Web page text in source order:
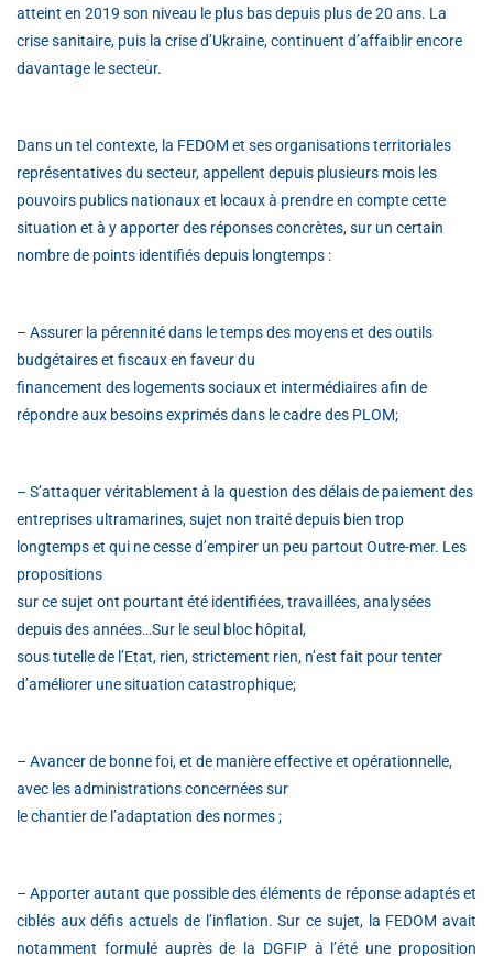
atteint en 2019 son niveau le plus bas depuis plus de 20 ans. La
crise sanitaire, puis la crise d’Ukraine, continuent d’affaiblir encore
davantage le secteur.
Dans un tel contexte, la FEDOM et ses organisations territoriales
représentatives du secteur, appellent depuis plusieurs mois les
pouvoirs publics nationaux et locaux à prendre en compte cette
situation et à y apporter des réponses concrètes, sur un certain
nombre de points identifiés depuis longtemps :
– Assurer la pérennité dans le temps des moyens et des outils
budgétaires et fiscaux en faveur du
financement des logements sociaux et intermédiaires afin de
répondre aux besoins exprimés dans le cadre des PLOM;
– S’attaquer véritablement à la question des délais de paiement des
entreprises ultramarines, sujet non traité depuis bien trop
longtemps et qui ne cesse d’empirer un peu partout Outre-mer. Les
propositions
sur ce sujet ont pourtant été identifiées, travaillées, analysées
depuis des années…Sur le seul bloc hôpital,
sous tutelle de l’Etat, rien, strictement rien, n’est fait pour tenter
d’améliorer une situation catastrophique;
– Avancer de bonne foi, et de manière effective et opérationnelle,
avec les administrations concernées sur
le chantier de l’adaptation des normes ;
– Apporter autant que possible des éléments de réponse adaptés et
ciblés aux défis actuels de l’inflation. Sur ce sujet, la FEDOM avait
notamment formulé auprès de la DGFIP à l’été une proposition